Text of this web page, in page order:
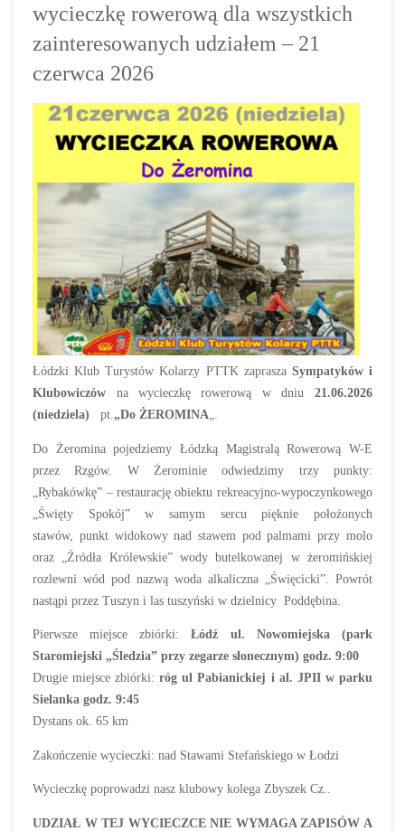
wycieczkę rowerową dla wszystkich
zainteresowanych udziałem – 21
czerwca 2026
Łódzki Klub Turystów Kolarzy PTTK zaprasza Sympatyków i
Klubowiczów na wycieczkę rowerową w dniu 21.06.2026
(niedziela) pt.„Do ŻEROMINA„.
Do Żeromina pojedziemy Łódzką Magistralą Rowerową W-E
przez Rzgów. W Żerominie odwiedzimy trzy punkty:
„Rybakówkę” – restaurację obiektu rekreacyjno-wypoczynkowego
„Święty Spokój” w samym sercu pięknie położonych
stawów, punkt widokowy nad stawem pod palmami przy molo
oraz „Źródła Królewskie” wody butelkowanej w żeromińskiej
rozlewni wód pod nazwą woda alkaliczna „Święcicki”. Powrót
nastąpi przez Tuszyn i las tuszyński w dzielnicy Poddębina.
Pierwsze miejsce zbiórki:Łódź ul. Nowomiejska (park
Staromiejski „Śledzia” przy zegarze słonecznym) godz. 9:00
Drugie miejsce zbiórki:róg ul Pabianickiej i al. JPII w parku
Sielanka godz. 9:45
Dystans ok. 65 km
Zakończenie wycieczki: nad Stawami Stefańskiego w Łodzi
Wycieczkę poprowadzi nasz klubowy kolega Zbyszek Cz..
UDZIAŁ W TEJ WYCIECZCE NIE WYMAGA ZAPISÓW A